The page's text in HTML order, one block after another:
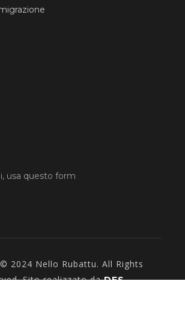
usa questo form
2024 Nello Rubattu. All Rights
Sito realizzato daDFS